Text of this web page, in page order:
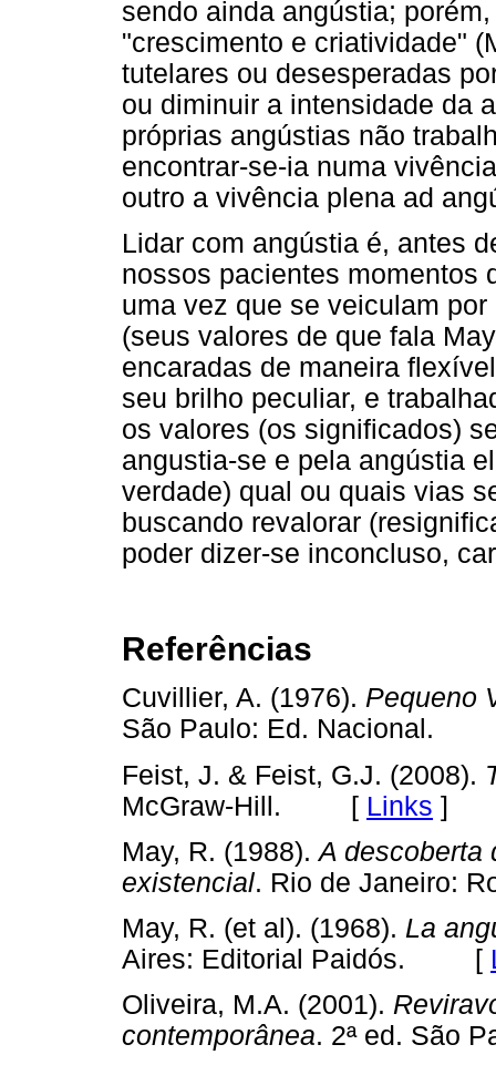
sendo ainda angústia;
"crescimento e criatividade"
tutelares ou desesperadas
ou diminuir a intensidade da
próprias angústias não
encontrar-se-ia numa
outro a vivência plena ad
Lidar com angústia é, antes
nossos pacientes momentos
uma vez que se veiculam
(seus valores de que fala
encaradas de maneira
seu brilho peculiar, e
os valores (os significados)
angustia-se e pela angústia
verdade) qual ou quais vias
buscando revalorar
poder dizer-se inconcluso,
Referências
Cuvillier, A. (1976). Pequeno
São Paulo: Ed.
Feist, J. & Feist, G.J. (2008).
McGraw-Hill. [ Links ]
May, R. (1988).A descoberta
existencial. Rio de
May, R. (et al). (1968). La
Aires: Editorial Paidós. [
Oliveira, M.A. (2001).
contemporânea. 2ª ed.